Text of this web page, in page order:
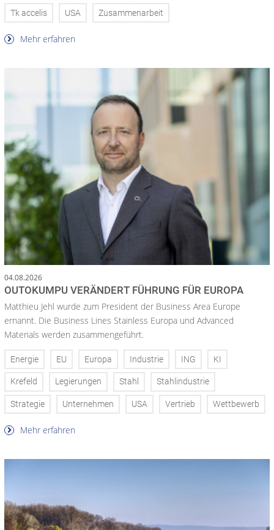
Tk accelis USA Zusammenarbeit
Mehr erfahren
04.08.2026
OUTOKUMPU VERÄNDERT FÜHRUNG FÜR EUROPA
Matthieu Jehl wurde zum President der Business Area Europe
ernannt. Die Business Lines Stainless Europa und Advanced
Materials werden zusammengeführt.
Energie EU Europa Industrie ING KI
Krefeld Legierungen Stahl Stahlindustrie
Strategie Unternehmen USA Vertrieb Wettbewerb
Mehr erfahren